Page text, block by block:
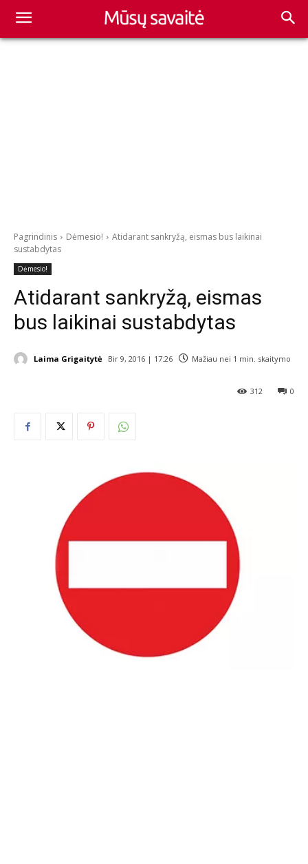
Pagrindinis Dėmesio!
Atidarant sankryžą, eismas bus laikinai
sustabdytas
Dėmesio!
Atidarant sankryžą, eismas
bus laikinai sustabdytas
Laima Grigaitytė Bir 9, 2016 | 17:26 Mažiau nei 1 min. skaitymo
0
312